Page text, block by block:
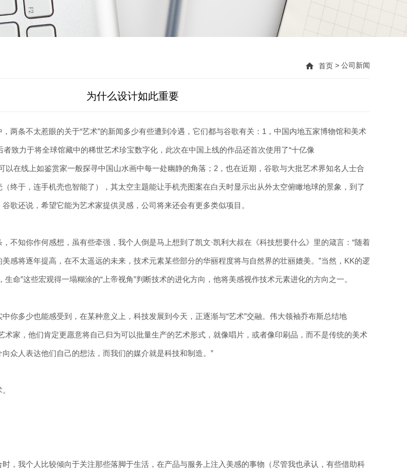
首页 > 公司新闻
为什么设计如此重要
两条不太惹眼的关于“艺术”的新闻多少有些遭到冷遇，它们都与谷歌有关：1，中国内地五家博物馆和美术
致力于将全球馆藏中的稀世艺术珍宝数字化，此次在中国上线的作品还首次使用了“十亿像
以在线上如鉴赏家一般探寻中国山水画中每一处幽静的角落；2，也在近期，谷歌与大批艺术界知名人士合
终于，连手机壳也智能了），其太空主题能让手机壳图案在白天时显示出从外太空俯瞰地球的景象，到了
歌还说，希望它能为艺术家提供灵感，公司将来还会有更多类似项目。
不知你作何感想，虽有些牵强，我个人倒是马上想到了凯文·凯利大叔在《科技想要什么》里的箴言：“随着
感将逐年提高，在不太遥远的未来，技术元素某些部分的华丽程度将与自然界的壮丽媲美。”当然，KK的逻
生命”这些宏观得一塌糊涂的“上帝视角”判断技术的进化方向，他将美感视作技术元素进化的方向之一。
你多少也能感受到，在某种意义上，科技发展到今天，正逐渐与“艺术”交融。伟大领袖乔布斯总结地
术家，他们肯定更愿意将自己归为可以批量生产的艺术形式，就像唱片，或者像印刷品，而不是传统的美术
众人表达他们自己的想法，而我们的媒介就是科技和制造。”
，我个人比较倾向于关注那些落脚于生活，在产品与服务上注入美感的事物（尽管我也承认，有些借助科